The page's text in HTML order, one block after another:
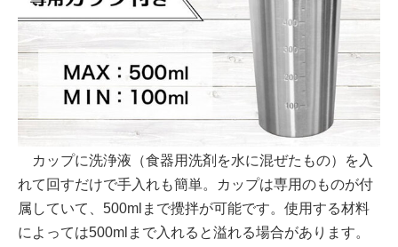
カップに洗浄液（食器用洗剤を水に混ぜたもの）を入
れて回すだけで手入れも簡単。カップは専用のものが付
属していて、500mlまで攪拌が可能です。使用する材料
によっては500mlまで入れると溢れる場合があります。